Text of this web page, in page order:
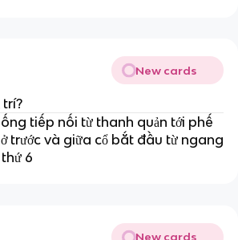
New cards
trí?
tiếp nối từ thanh quản tới phế
trước và giữa cổ bắt đầu từ ngang
6
New cards